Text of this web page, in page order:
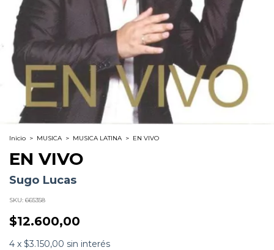
Inicio > MUSICA > MUSICA LATINA > EN VIVO
EN VIVO
Sugo Lucas
SKU: 665358
$12.600,00
4 x $3.150,00 sin interés